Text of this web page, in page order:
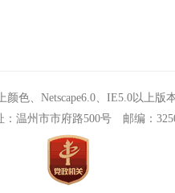
色、Netscape6.0、IE5.0以上版
温州市市府路500号 邮编：